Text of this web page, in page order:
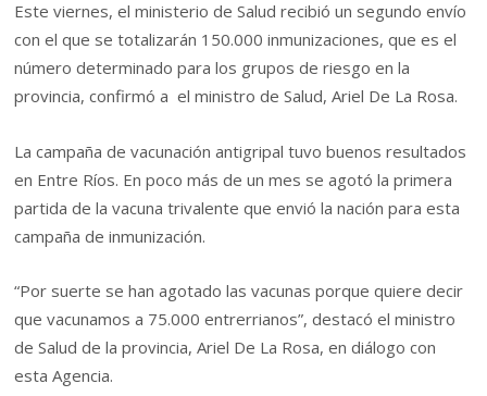
Este viernes, el ministerio de Salud recibió un segundo envío
con el que se totalizarán 150.000 inmunizaciones, que es el
número determinado para los grupos de riesgo en la
provincia, confirmó a el ministro de Salud, Ariel De La Rosa.
La campaña de vacunación antigripal tuvo buenos resultados
en Entre Ríos. En poco más de un mes se agotó la primera
partida de la vacuna trivalente que envió la nación para esta
campaña de inmunización.
“Por suerte se han agotado las vacunas porque quiere decir
que vacunamos a 75.000 entrerrianos”, destacó el ministro
de Salud de la provincia, Ariel De La Rosa, en diálogo con
esta Agencia.